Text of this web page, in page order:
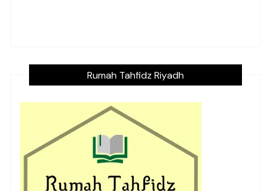
Rumah Tahfidz Riyadh